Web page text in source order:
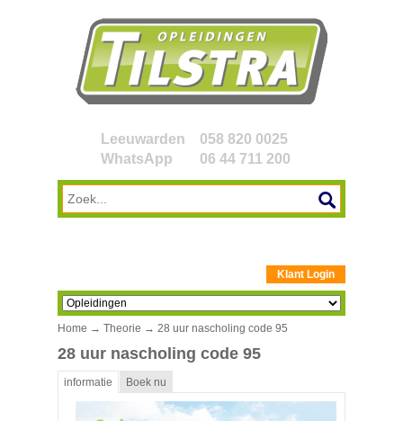
Leeuwarden
058 820 0025
WhatsApp
06 44 711 200
Klant Login
Home → Theorie → 28 uur nascholing code 95
28 uur nascholing code 95
informatie Boek nu